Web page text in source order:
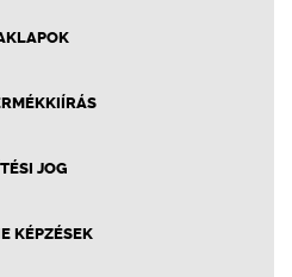
JOG
KÉPZÉSEK